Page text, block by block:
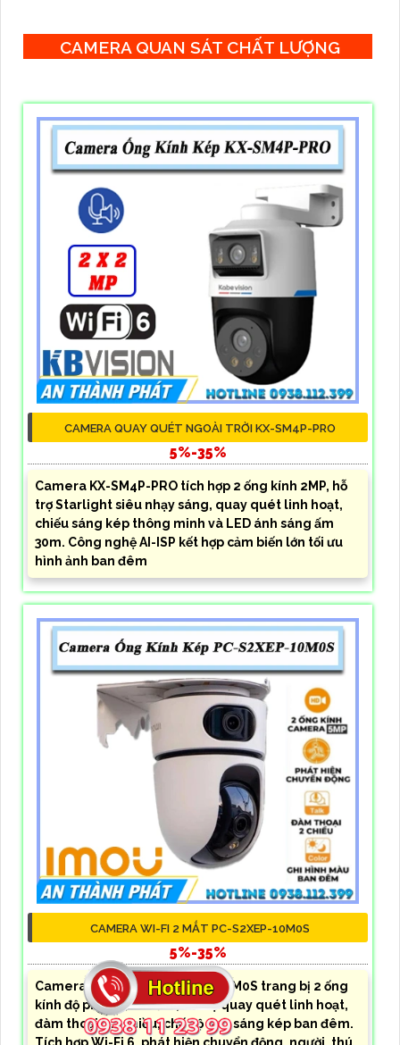
CAMERA QUAN SÁT CHẤT LƯỢNG
CAMERA QUAY QUÉT NGOÀI TRỜI KX-SM4P-PRO
5%-35%
Camera KX-SM4P-PRO tích hợp 2 ống kính 2MP, hỗ
trợ Starlight siêu nhạy sáng, quay quét linh hoạt,
chiếu sáng kép thông minh và LED ánh sáng ấm
30m. Công nghệ AI-ISP kết hợp cảm biến lớn tối ưu
hình ảnh ban đêm
CAMERA WI-FI 2 MẮT PC-S2XEP-10M0S
5%-35%
Camera wifi Imou PC-S2XEP-10M0S trang bị 2 ống
kính độ phân giải 10MP, hỗ trợ quay quét linh hoạt,
đàm thoại hai chiều, chế độ ánh sáng kép ban đêm.